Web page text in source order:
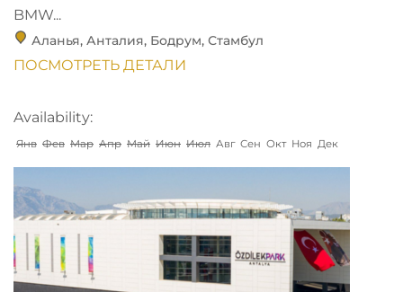
BMW...
Аланья, Анталия, Бодрум, Стамбул
ПОСМОТРЕТЬ ДЕТАЛИ
Availability:
Янв Фев Мар Апр Май Июн Июл Авг Сен Окт Ноя Дек